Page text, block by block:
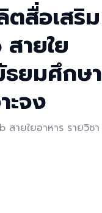
ตสื่อเสริม
ายใย
ธยมศึกษา
ะจง
สายใยอาหาร รายวิชา